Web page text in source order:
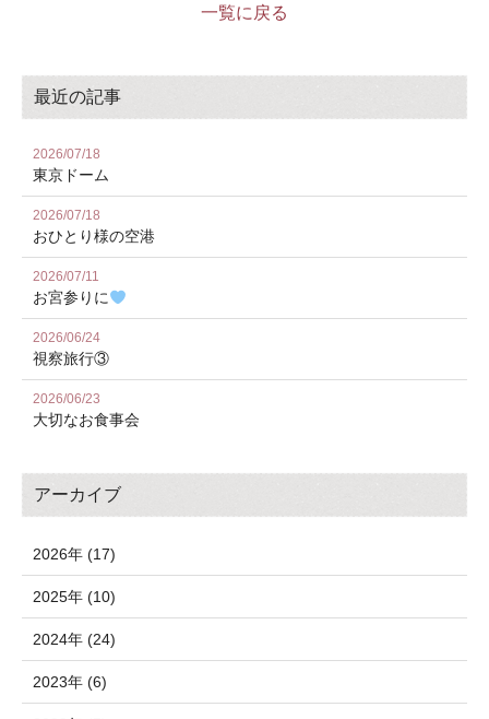
一覧に戻る
最近の記事
2026/07/18
東京ドーム
2026/07/18
おひとり様の空港
2026/07/11
お宮参りに
2026/06/24
視察旅行③
2026/06/23
大切なお食事会
アーカイブ
2026年 (17)
2025年 (10)
2024年 (24)
2023年 (6)